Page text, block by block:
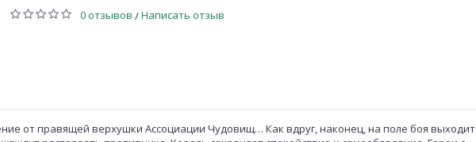
0 отзывов /Написать отзыв
от правящей верхушки Ассоциации Чудовищ… Как вдруг, наконец, на поле боя выходит